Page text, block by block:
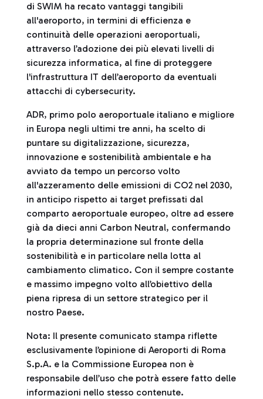
di SWIM ha recato vantaggi tangibili
all'aeroporto, in termini di efficienza e
continuità delle operazioni aeroportuali,
attraverso l’adozione dei più elevati livelli di
sicurezza informatica, al fine di proteggere
l'infrastruttura IT dell’aeroporto da eventuali
attacchi di cybersecurity.
ADR, primo polo aeroportuale italiano e migliore
in Europa negli ultimi tre anni, ha scelto di
puntare su digitalizzazione, sicurezza,
innovazione e sostenibilità ambientale e ha
avviato da tempo un percorso volto
all'azzeramento delle emissioni di CO2 nel 2030,
in anticipo rispetto ai target prefissati dal
comparto aeroportuale europeo, oltre ad essere
già da dieci anni Carbon Neutral, confermando
la propria determinazione sul fronte della
sostenibilità e in particolare nella lotta al
cambiamento climatico. Con il sempre costante
e massimo impegno volto all’obiettivo della
piena ripresa di un settore strategico per il
nostro Paese.
Nota: Il presente comunicato stampa riflette
esclusivamente l’opinione di Aeroporti di Roma
S.p.A. e la Commissione Europea non è
responsabile dell’uso che potrà essere fatto delle
informazioni nello stesso contenute.